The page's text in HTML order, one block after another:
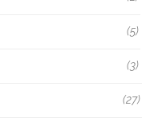
(5)
(3)
(27)